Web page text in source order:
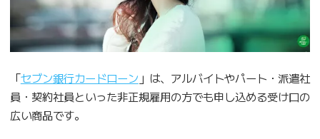
「セブン銀行カードローン 」は、アルバイトやパート・派遣社
員・契約社員といった非正規雇用の方でも申し込める受け口の
広い商品です。